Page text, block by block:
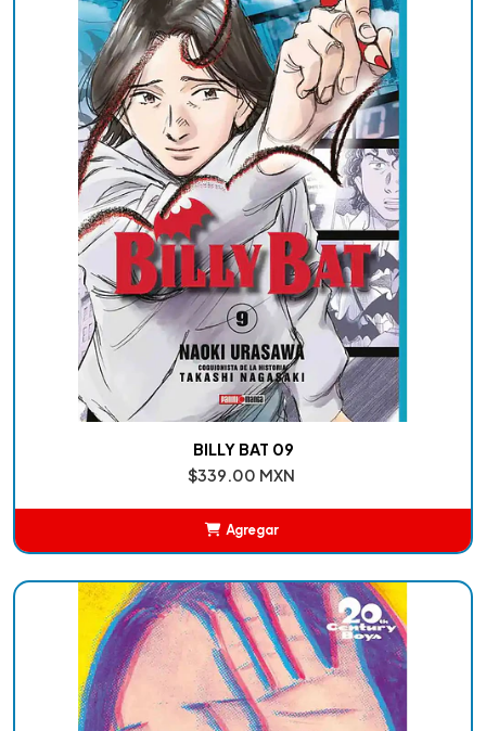
BILLY BAT 09
$339.00 MXN
Agregar